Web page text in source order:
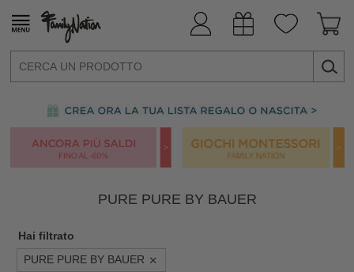
PURE PURE BY BAUER
Hai filtrato
PURE PURE BY BAUER